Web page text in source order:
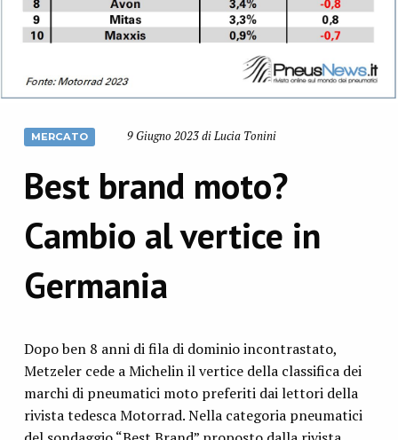
MERCATO 9 Giugno 2023 di Lucia Tonini
Best brand moto?
Cambio al vertice in
Germania
Dopo ben 8 anni di fila di dominio incontrastato,
Metzeler cede a Michelin il vertice della classifica dei
marchi di pneumatici moto preferiti dai lettori della
rivista tedesca Motorrad. Nella categoria pneumatici